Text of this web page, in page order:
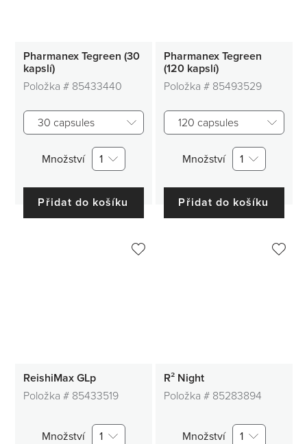
Pharmanex Tegreen (30
kapslí)
Položka # 85433440
30 capsules
Množství 1
Přidat do košíku
Pharmanex Tegreen
(120 kapslí)
Položka # 85493529
120 capsules
Množství 1
Přidat do košíku
ReishiMax GLp
Položka # 85433519
Množství 1
R² Night
Položka # 85283894
Množství 1